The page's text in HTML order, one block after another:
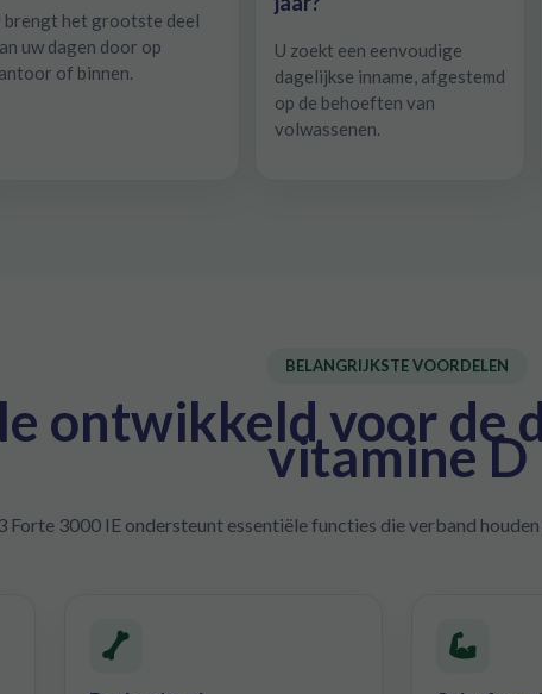
brengt het grootste deel
uw dagen door op
of binnen.
U zoekt een eenvoudige
dagelijkse inname, afgestemd
op de behoeften van
volwassenen.
BELANGRIJKSTE VOORDELEN
ontwikkeld voor de
vitamine D
Forte 3000 IE ondersteunt essentiële functies die verband